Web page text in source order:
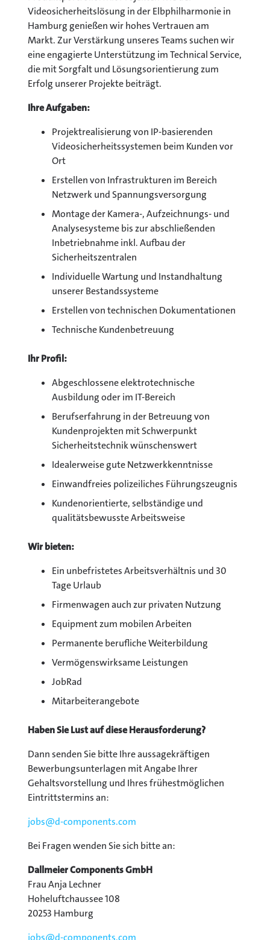
Videosicherheitslösung in der Elbphilharmonie in
Hamburg genießen wir hohes Vertrauen am
Markt. Zur Verstärkung unseres Teams suchen wir
eine engagierte Unterstützung im Technical Service,
die mit Sorgfalt und Lösungsorientierung zum
Erfolg unserer Projekte beiträgt.
Ihre Aufgaben:
Projektrealisierung von IP-basierenden
Videosicherheitssystemen beim Kunden vor
Ort
Erstellen von Infrastrukturen im Bereich
Netzwerk und Spannungsversorgung
Montage der Kamera-, Aufzeichnungs- und
Analysesysteme bis zur abschließenden
Inbetriebnahme inkl. Aufbau der
Sicherheitszentralen
Individuelle Wartung und Instandhaltung
unserer Bestandssysteme
Erstellen von technischen Dokumentationen
Technische Kundenbetreuung
Ihr Profil:
Abgeschlossene elektrotechnische
Ausbildung oder im IT-Bereich
Berufserfahrung in der Betreuung von
Kundenprojekten mit Schwerpunkt
Sicherheitstechnik wünschenswert
Idealerweise gute Netzwerkkenntnisse
Einwandfreies polizeiliches Führungszeugnis
Kundenorientierte, selbständige und
qualitätsbewusste Arbeitsweise
Wir bieten:
Ein unbefristetes Arbeitsverhältnis und 30
Tage Urlaub
Firmenwagen auch zur privaten Nutzung
Equipment zum mobilen Arbeiten
Permanente berufliche Weiterbildung
Vermögenswirksame Leistungen
JobRad
Mitarbeiterangebote
Haben Sie Lust auf diese Herausforderung?
Dann senden Sie bitte Ihre aussagekräftigen
Bewerbungsunterlagen mit Angabe Ihrer
Gehaltsvorstellung und Ihres frühestmöglichen
Eintrittstermins an:
jobs@d-components.com
Bei Fragen wenden Sie sich bitte an:
Dallmeier Components GmbH
Frau Anja Lechner
Hoheluftchaussee 108
20253 Hamburg
jobs@d-components.com